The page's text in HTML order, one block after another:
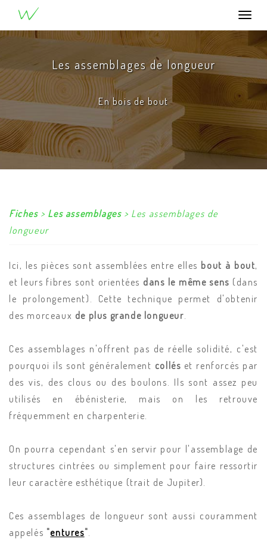
uW
Les assemblages de longueur
En bois de bout
Fiches> Les assemblages> Les assemblages de
longueur
Ici, les pièces sont assemblées entre elles bout à bout,
et leurs fibres sont orientées dans le même sens (dans
le prolongement). Cette technique permet d'obtenir
des morceaux de plus grande longueur.
Ces assemblages n'offrent pas de réelle solidité, c'est
pourquoi ils sont généralement collés et renforcés par
des vis, des clous ou des boulons. Ils sont assez peu
utilisés en ébénisterie, mais on les retrouve
fréquemment en charpenterie.
On pourra cependant s'en servir pour l'assemblage de
structures cintrées ou simplement pour faire ressortir
leur caractère esthétique (trait de Jupiter).
Ces assemblages de longueur sont aussi couramment
appelés "entures".